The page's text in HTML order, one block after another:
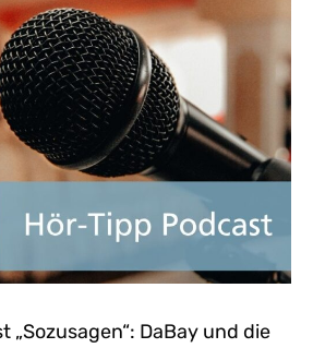
„Sozusagen“: DaBay und die